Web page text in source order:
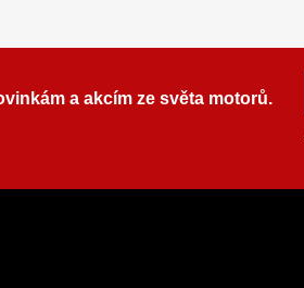
a akcím ze světa motorů.